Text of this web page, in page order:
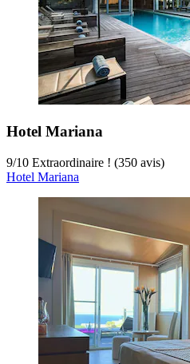
Hotel Mariana
9/10 Extraordinaire ! (350 avis)
Hotel Mariana